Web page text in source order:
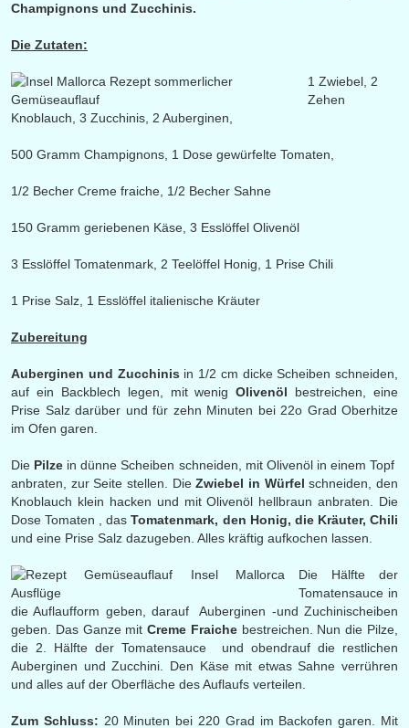
Champignons und Zucchinis.
Die Zutaten:
1 Zwiebel, 2
Zehen
Knoblauch, 3 Zucchinis, 2 Auberginen,
500 Gramm Champignons, 1 Dose gewürfelte Tomaten,
1/2 Becher Creme fraiche, 1/2 Becher Sahne
150 Gramm geriebenen Käse, 3 Esslöffel Olivenöl
3 Esslöffel Tomatenmark, 2 Teelöffel Honig, 1 Prise Chili
1 Prise Salz, 1 Esslöffel italienische Kräuter
Zubereitung
Auberginen und Zucchinis in 1/2 cm dicke Scheiben schneiden,
auf ein Backblech legen, mit wenigOlivenöl bestreichen, eine
Prise Salz darüber und für zehn Minuten bei 22o Grad Oberhitze
im Ofen garen.
Die Pilze in dünne Scheiben schneiden, mit Olivenöl in einem Topf
anbraten, zur Seite stellen. DieZwiebel in Würfel schneiden, den
Knoblauch klein hacken und mit Olivenöl hellbraun anbraten. Die
Dose Tomaten , dasTomatenmark, den Honig, die Kräuter, Chili
und eine Prise Salz dazugeben. Alles kräftig aufkochen lassen.
Die Hälfte der
Tomatensauce in
die Auflaufform geben, darauf Auberginen -und Zuchinischeiben
geben. Das Ganze mitCreme Fraichebestreichen. Nun die Pilze,
die 2. Hälfte der Tomatensauce und obendrauf die restlichen
Auberginen und Zucchini. Den Käse mit etwas Sahne verrühren
und alles auf der Oberfläche des Auflaufs verteilen.
Zum Schluss: 20 Minuten bei 220 Grad im Backofen garen. Mit